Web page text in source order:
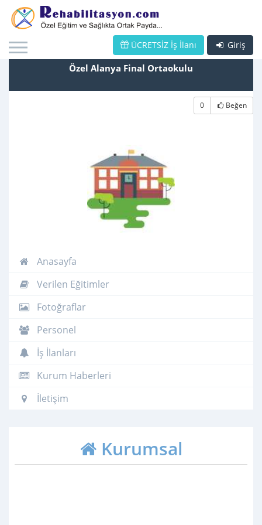
Giriş
ÜCRETSİZ İş İlanı
Özel Alanya Final Ortaokulu
0 Beğen
Anasayfa
Verilen Eğitimler
Fotoğraflar
Personel
İş İlanları
Kurum Haberleri
İletişim
Kurumsal